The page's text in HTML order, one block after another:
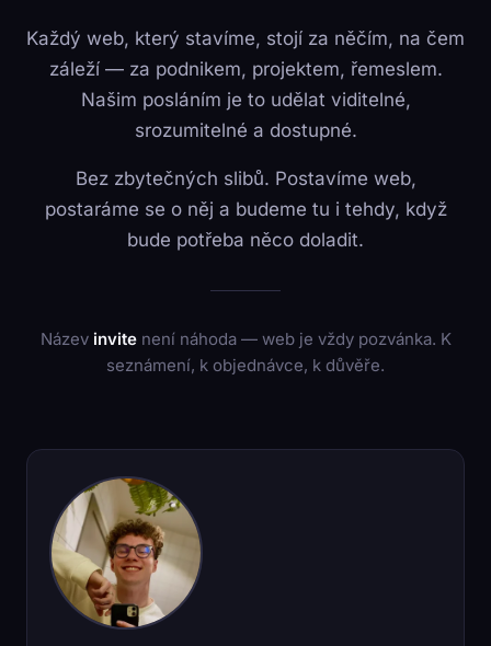
Každý web, který stavíme, stojí za něčím, na čem
záleží — za podnikem, projektem, řemeslem.
Našim posláním je to udělat viditelné,
srozumitelné a dostupné.
Bez zbytečných slibů. Postavíme web,
postaráme se o něj a budeme tu i tehdy, když
bude potřeba něco doladit.
Název invitenení náhoda — web je vždy pozvánka. K
seznámení, k objednávce, k důvěře.